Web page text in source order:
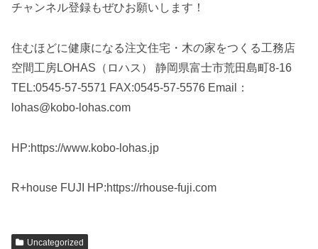
チャンネル登録もぜひお願いします！
住むほどに健康になる注文住宅・木の家をつくる工務店
空間工房LOHAS（ロハス） 静岡県富士市荒田島町8-16
TEL:0545-57-5571 FAX:0545-57-5576 Email：
lohas@kobo-lohas.com
HP:https://www.kobo-lohas.jp
R+house FUJI HP:https://rhouse-fuji.com
Uncategorized